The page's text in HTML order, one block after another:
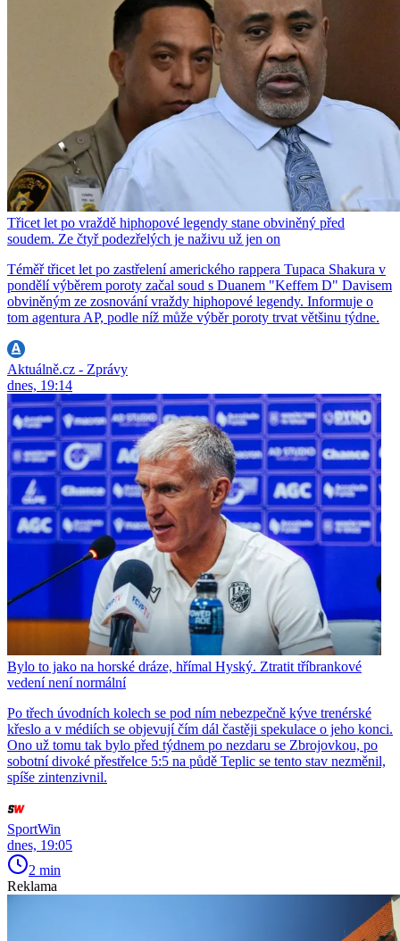
Třicet let po vraždě hiphopové legendy stane obviněný před
soudem. Ze čtyř podezřelých je naživu už jen on
Téměř třicet let po zastřelení amerického rappera Tupaca Shakura v
pondělí výběrem poroty začal soud s Duanem "Keffem D" Davisem
obviněným ze zosnování vraždy hiphopové legendy. Informuje o
tom agentura AP, podle níž může výběr poroty trvat většinu týdne.
Aktuálně.cz - Zprávy
dnes, 19:14
Bylo to jako na horské dráze, hřímal Hyský. Ztratit tříbrankové
vedení není normální
Po třech úvodních kolech se pod ním nebezpečně kýve trenérské
křeslo a v médiích se objevují čím dál častěji spekulace o jeho konci.
Ono už tomu tak bylo před týdnem po nezdaru se Zbrojovkou, po
sobotní divoké přestřelce 5:5 na půdě Teplic se tento stav nezměnil,
spíše zintenzivnil.
SportWin
dnes, 19:05
2 min
Reklama